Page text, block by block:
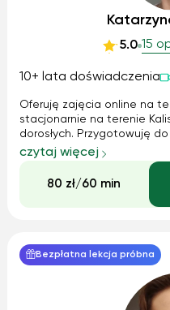
5.0 15
10+ lata doświadczenia
Oferuję zajęcia online na
stacjonarnie na terenie
dorosłych. Przygotowuję
ósmoklasisty, matura
zajęciach z dziećmi w
początku kładę nacisk na
czytaj więcej
80 zł/60 min
Bezpłatna lekcja próbna